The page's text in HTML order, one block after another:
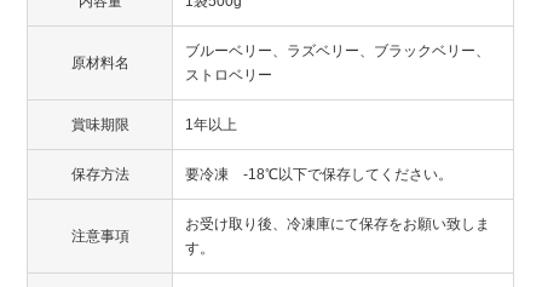
原材料名
ブルーベリー、ラズベリー、ブラックベリー、
ストロベリー
賞味期限 1年以上
保存方法 要冷凍 -18℃以下で保存してください。
注意事項
お受け取り後、冷凍庫にて保存をお願い致しま
す。